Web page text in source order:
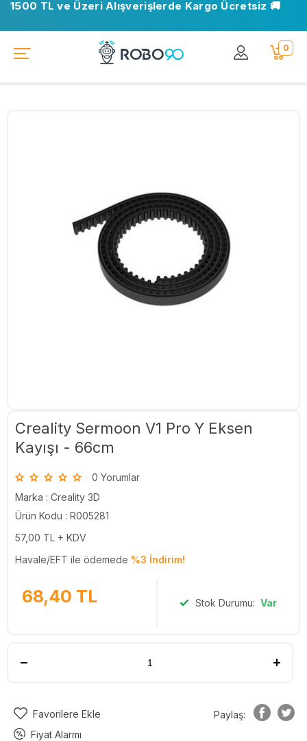
1500 TL ve Üzeri Alışverişlerde Kargo Ücretsiz 🚚
0
Creality Sermoon V1 Pro Y Eksen
Kayışı - 66cm
0 Yorumlar
Marka : Creality 3D
Ürün Kodu : R005281
57,00 TL + KDV
Havale/EFT ile ödemede %3 İndirim!
68,40 TL Stok Durumu: Var
Favorilere Ekle
Fiyat Alarmı
Paylaş: